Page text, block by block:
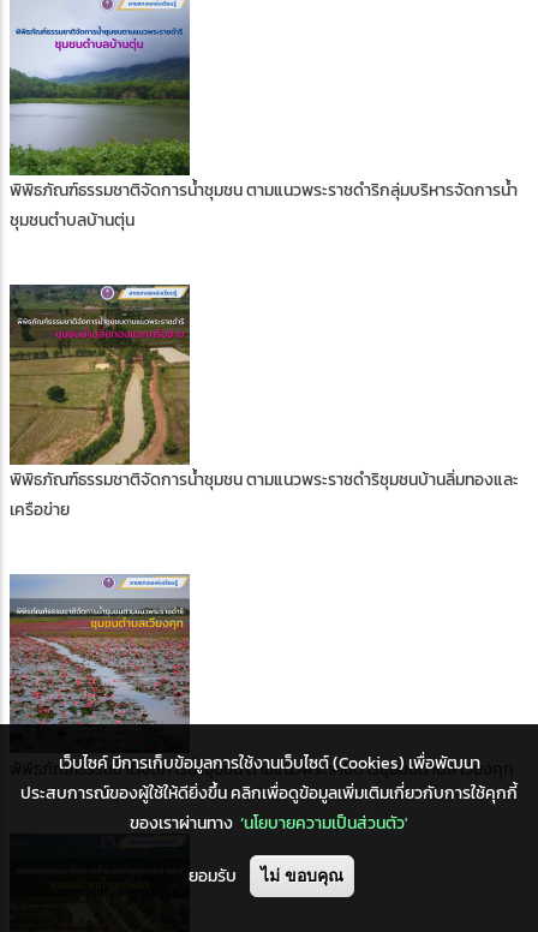
พิพิธภัณฑ์ธรรมชาติจัดการน้ำชุมชน ตามแนวพระราชดำริกลุ่มบริหารจัดการน้ำ
ชุมชนตำบลบ้านตุ่น
พิพิธภัณฑ์ธรรมชาติจัดการน้ำชุมชน ตามแนวพระราชดำริชุมชนบ้านลิ่มทองและ
เครือข่าย
พิพิธภัณฑ์ธรรมชาติจัดการน้ำชุมชน ตามแนวพระราชดำริชุมชนตำบล เวียงคุก
เว็บไซค์ มีการเก็บข้อมูลการใช้งานเว็บไซต์ (Cookies) เพื่อพัฒนา
ประสบการณ์ของผู้ใช้ให้ดียิ่งขึ้น คลิกเพื่อดูข้อมูลเพิ่มเติมเกี่ยวกับการใช้คุกกี้
ของเราผ่านทาง ‘นโยบายความเป็นส่วนตัว'
ยอมรับ ไม่ ขอบคุณ